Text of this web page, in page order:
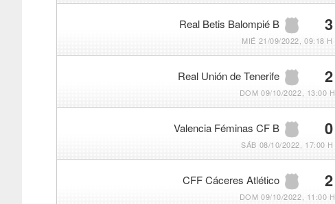
Real Betis Balompié B 3
MIÉ 21/09/2022, 09:18 H
Real Unión de Tenerife 2
DOM 09/10/2022, 13:00 H
Valencia Féminas CF B 0
SÁB 08/10/2022, 17:00 H
CFF Cáceres Atlético 2
DOM 09/10/2022, 11:00 H